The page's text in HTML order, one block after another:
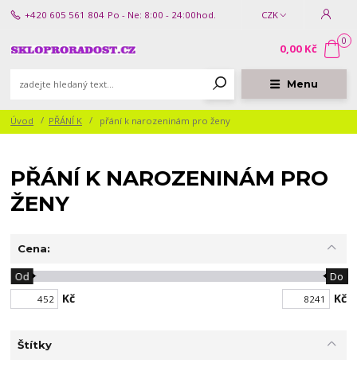
Menu
CZK
+420 605 561 804 Po - Ne: 8:00 - 24:00hod.
0
0,00 Kč
Úvod PŘÁNÍ K přání k narozeninám pro ženy
PŘÁNÍ K NAROZENINÁM PRO
ŽENY
Cena:
Kč
Od Do
Kč
Štítky